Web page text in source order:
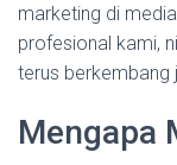
marketing di
profesional kami,
terus berkembang
Mengapa